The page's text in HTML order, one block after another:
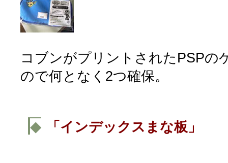
コブンがプリントされたPSPの
ので何となく2つ確保。
◆ 「インデックスまな板」